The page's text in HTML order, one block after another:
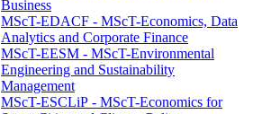
Business
MScT-EDACF - MScT-Economics, Data
Analytics and Corporate Finance
MScT-EESM - MScT-Environmental
Engineering and Sustainability
Management
MScT-ESCLiP - MScT-Economics for